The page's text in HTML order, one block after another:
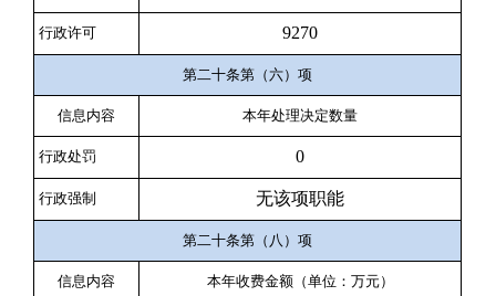
行政许可 9270
第二十条第（六）项
信息内容 本年处理决定数量
行政处罚 0
行政强制 无该项职能
第二十条第（八）项
信息内容 本年收费金额（单位：万元）